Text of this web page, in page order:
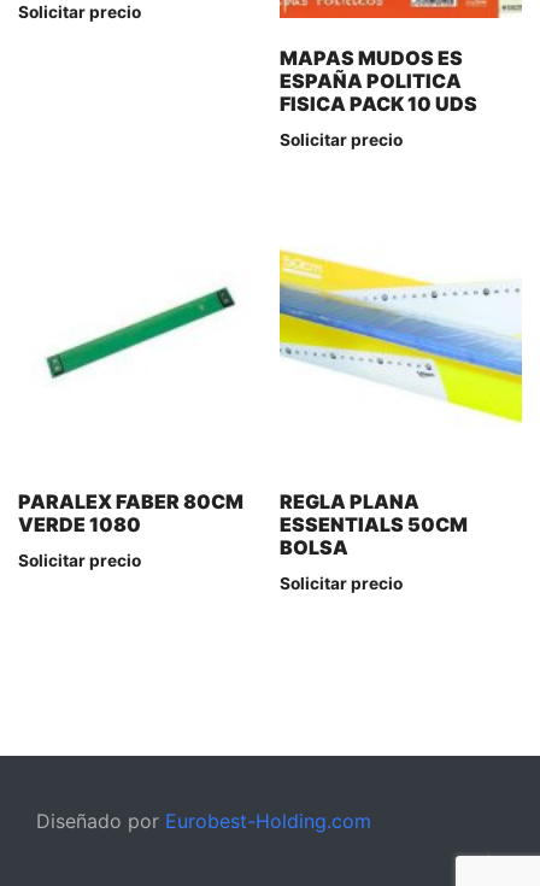
Solicitar precio
MAPAS MUDOS ES
ESPAÑA POLITICA
FISICA PACK 10 UDS
Solicitar precio
PARALEX FABER 80CM
VERDE 1080
Solicitar precio
REGLA PLANA
ESSENTIALS 50CM
BOLSA
Solicitar precio
Diseñado por Eurobest-Holding.com